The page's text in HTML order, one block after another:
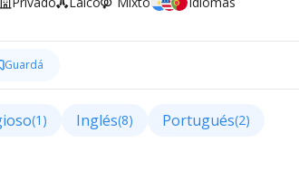
Guardá
(1) Inglés(8) Portugués(2)